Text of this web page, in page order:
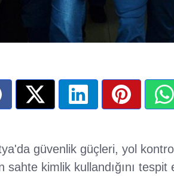
güvenlik güçleri, yol
sahte kimlik kullandığını tespit